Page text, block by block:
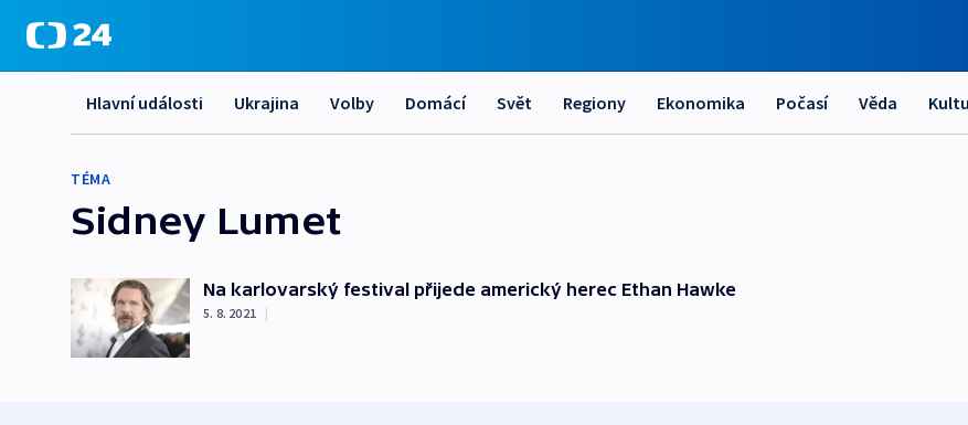
Hlavní události Ukrajina Volby Domácí Svět Regiony Ekonomika Počasí Věda
TÉMA
Sidney Lumet
Na karlovarský festival přijede americký herec Ethan Hawke
5. 8. 2021 |